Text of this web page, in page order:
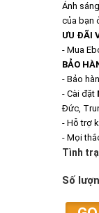
Ánh
của bạn
ƯU ĐÃI
- Mua
BẢO
- Bảo
- Cài đặt
Đức,
- Hỗ trợ
- Mọi
Tình
Số